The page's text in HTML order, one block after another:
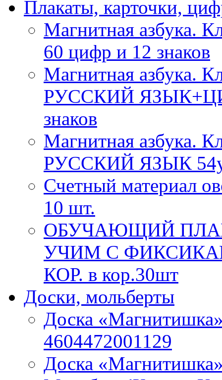
Плакаты, карточки,
Магнитная азбука.
60 цифр и 12 знаков
Магнитная азбука.
РУССКИЙ
знаков
Магнитная азбука.
РУССКИЙ ЯЗЫК
Счетный материал
10 шт.
ОБУЧАЮЩИЙ
УЧИМ С
КОР. в кор.30шт
Доски, мольберты
Доска
4604472001129
Доска